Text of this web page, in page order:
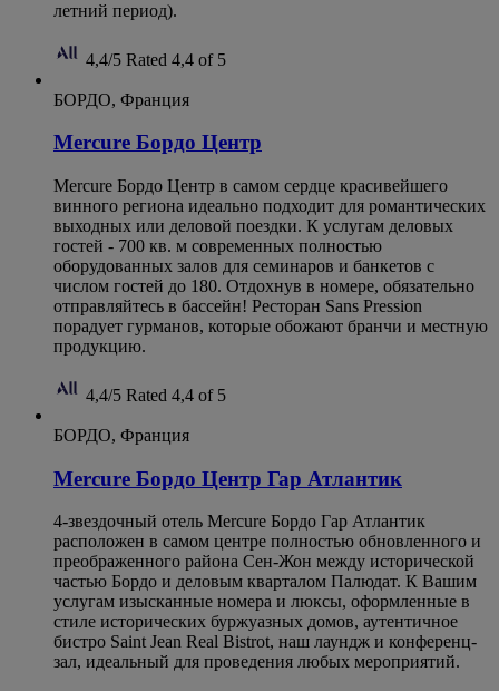
летний период).
4,4/5 Rated 4,4 of 5
БОРДО, Франция
Mercure Бордо Центр
Mercure Бордо Центр в самом сердце красивейшего
винного региона идеально подходит для романтических
выходных или деловой поездки. К услугам деловых
гостей - 700 кв. м современных полностью
оборудованных залов для семинаров и банкетов с
числом гостей до 180. Отдохнув в номере, обязательно
отправляйтесь в бассейн! Ресторан Sans Pression
порадует гурманов, которые обожают бранчи и местную
продукцию.
4,4/5 Rated 4,4 of 5
БОРДО, Франция
Mercure Бордо Центр Гар Атлантик
4-звездочный отель Mercure Бордо Гар Атлантик
расположен в самом центре полностью обновленного и
преображенного района Сен-Жон между исторической
частью Бордо и деловым кварталом Палюдат. К Вашим
услугам изысканные номера и люксы, оформленные в
стиле исторических буржуазных домов, аутентичное
бистро Saint Jean Real Bistrot, наш лаундж и конференц-
зал, идеальный для проведения любых мероприятий.